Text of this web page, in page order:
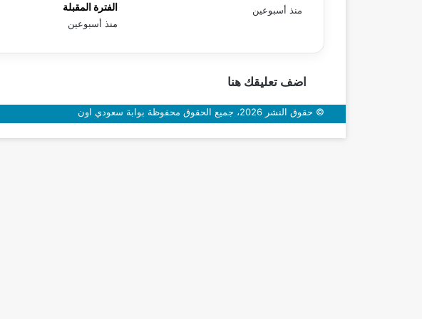
الفترة المقبلة
منذ أسبوعين
منذ أسبوعين
اضف تعليقك هنا
© حقوق النشر 2026، جميع الحقوق محفوظة بوابة سعودي اون